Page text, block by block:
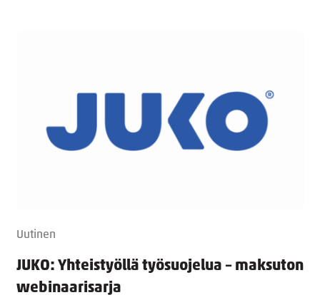
Uutinen
JUKO: Yhteistyöllä työsuojelua – maksuton
webinaarisarja